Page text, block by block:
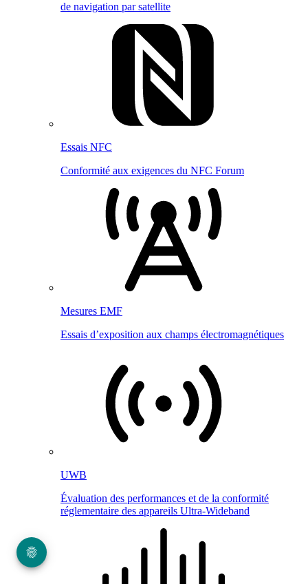
de navigation par satellite
Essais NFC
Conformité aux exigences du NFC Forum
Mesures EMF
Essais d’exposition aux champs électromagnétiques
UWB
Évaluation des performances et de la conformité
réglementaire des appareils Ultra-Wideband